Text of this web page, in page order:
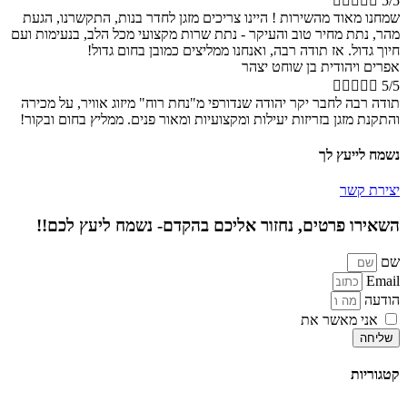
שמחנו מאוד מהשירות ! היינו צריכים מזגן לחדר בנות, התקשרנו, הגעת
מהר, נתת מחיר טוב והעיקר - נתת שרות מקצועי מכל הלב, בנעימות ועם
חיוך גדול. אז תודה רבה, ואנחנו ממליצים כמובן בחום גדול!
אפרים ויהודית בן שוחט יצהר
     5/5
תודה רבה לחבר יקר יהודה שנדורפי מ"נחת רוח" מיזוג אוויר, על מכירה
והתקנת מזגן בזריזות יעילות ומקצועיות ומאור פנים. ממליץ בחום ובקור!
נשמח לייעץ לך
יצירת קשר
השאירו פרטים, נחזור אליכם בהקדם- נשמח ליעץ לכם!!
שם
Email
הודעה
אני מאשר את
שליחה
קטגוריות